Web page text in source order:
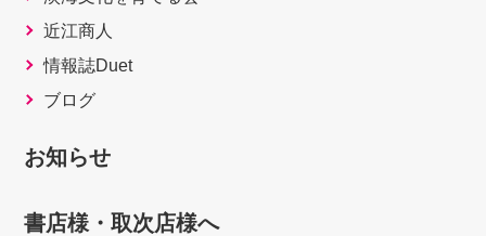
近江商人
情報誌Duet
ブログ
お知らせ
書店様・取次店様へ